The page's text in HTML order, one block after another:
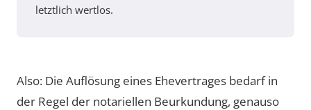
letztlich wertlos.
Also: Die Auflösung eines Ehevertrages bedarf in
der Regel der notariellen Beurkundung, genauso